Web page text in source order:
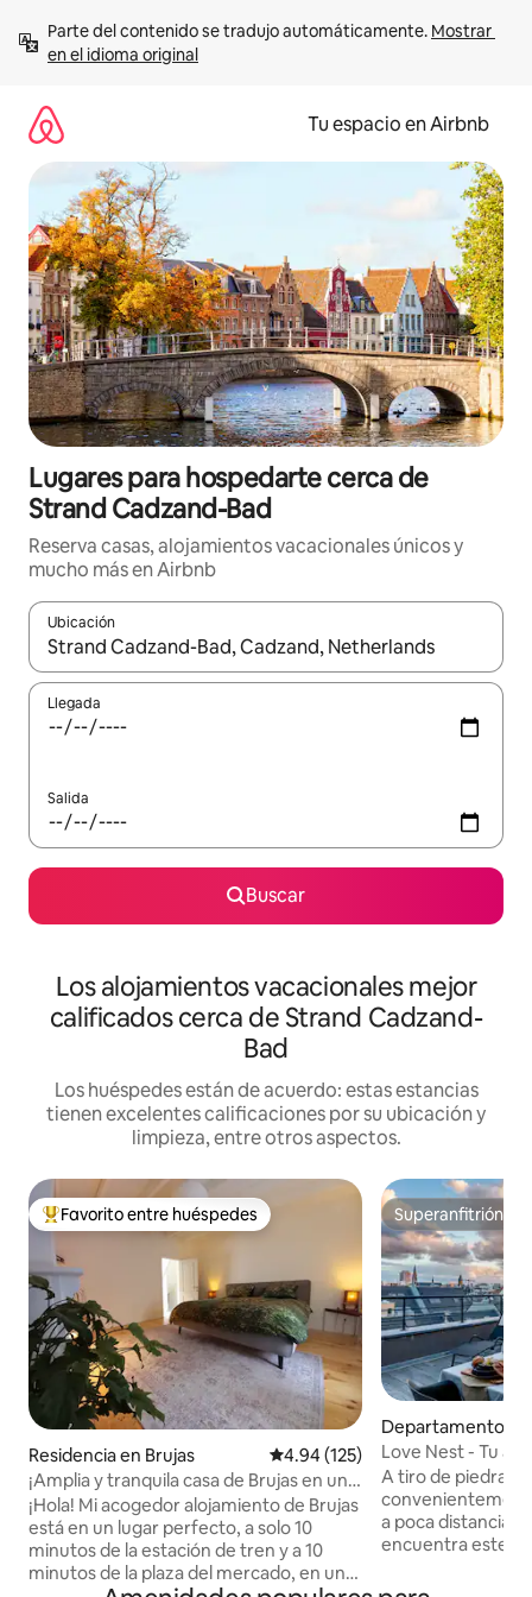
contenido
Parte del contenido se tradujo automáticamente. Mostrar
en el idioma original
Tu espacio en Airbnb
Lugares para hospedarte cerca de
Strand Cadzand-Bad
Reserva casas, alojamientos vacacionales únicos y
mucho más en Airbnb
Ubicación
Cuando los resultados estén disponibles, podrás navegar
Llegada
Salida
Buscar
Los alojamientos vacacionales mejor
calificados cerca de Strand Cadzand-
Bad
Los huéspedes están de acuerdo: estas estancias
tienen excelentes calificaciones por su ubicación y
limpieza, entre otros aspectos.
De los mejores en Favorito entre huéspedes
Favorito entre huéspedes
Residencia en Brujas Calificación promedio: 4.94 de
4.94 (125)
¡Amplia y tranquila casa de Brujas en un
lugar perfecto!
¡Hola! Mi acogedor alojamiento de Brujas
está en un lugar perfecto, a solo 10
minutos de la estación de tren y a 10
minutos de la plaza del mercado, en un
Superanfitrión
Superanfitrión
Departamento
Love Nest - Tu
A tiro de piedra
a poca distancia
encuentra este
un capricho y ven